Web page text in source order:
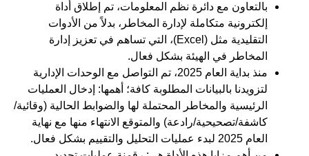
بالتعاون مع دائرة نظم المعلومات، تم إطلاق أداة
إلكترونية متكاملة لإدارة المخاطر، بدلاً من الأدوات
التقليدية مثل (Excel)، التي تساهم في تعزيز إدارة
المخاطر في الهيئة بشكل فعال.
منذ بداية العام 2025، تم التواصل مع الوحدات الإدارية
لتزويدنا بالبيانات المطلوبة كافة؛ أهمها: إدخال العمليات
الرئيسية والمخاطر المحتملة لها والضوابط الحالية (وقائية/
كاشفة/تصحيحية/رادعة) والمتوقع الانتهاء منها مع نهاية
العام 2025 لبدء عمليات التحليل والتقييم بشكل فعال.